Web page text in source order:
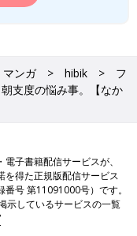
マンガ hibik
フ
支度の悩み事。【なか
子書籍配信サービスが、
を得た正規版配信サービス
号 第11091000号）です。
示しているサービスの一覧